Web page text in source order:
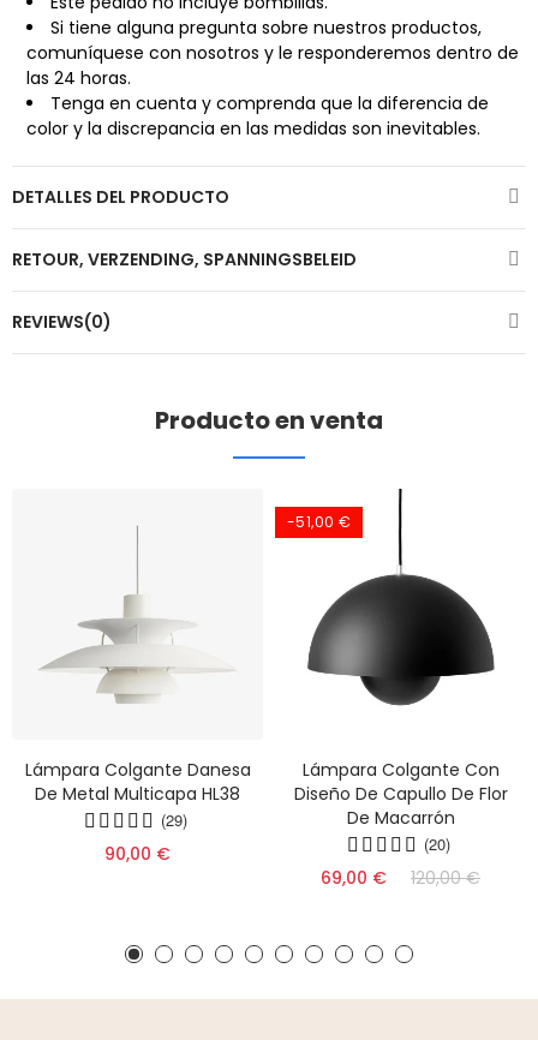
Si tiene alguna pregunta sobre nuestros productos,
comuníquese con nosotros y le responderemos dentro de
las 24 horas.
Tenga en cuenta y comprenda que la diferencia de
color y la discrepancia en las medidas son inevitables.
DETALLES DEL PRODUCTO
RETOUR, VERZENDING, SPANNINGSBELEID
REVIEWS(0)
Producto en venta
Lámpara Colgante Danesa
De Metal Multicapa HL38
(29)
90,00 €
-51,00 €
Lámpara Colgante Con
Diseño De Capullo De Flor
De Macarrón
(20)
69,00 € 120,00 €